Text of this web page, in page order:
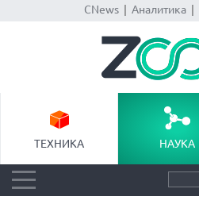
CNews| Аналитика|
ТЕХНИКА НАУКА